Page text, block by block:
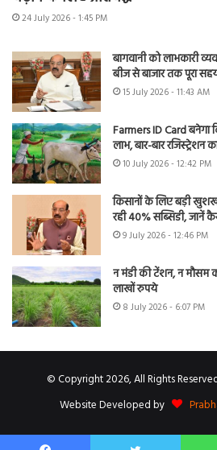
24 July 2026 - 1:45 PM
बागवानी को लाभकारी
बीज से बाजार तक पूरा
15 July 2026 - 11:43 AM
Farmers ID Card बनेगा
लाभ, बार-बार
10 July 2026 - 12:42 PM
किसानों के लिए बड़ी
रही 40% सब्सिडी, जानें
9 July 2026 - 12:46 PM
न मंडी की टेंशन, न मौसम
लाखों रुपये
8 July 2026 - 6:07 PM
© Copyright 2026, All Rights
Website Developed by